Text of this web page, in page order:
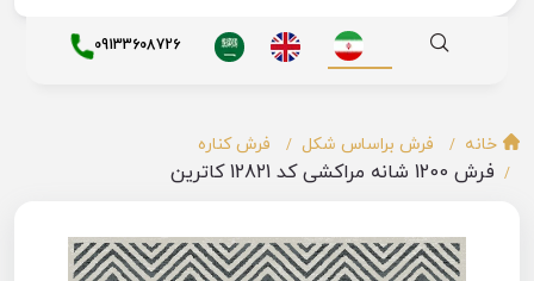
09133608726
خانه فرش براساس شکل فرش کناره
فرش 1200 شانه مراکشی کد 12821 کاترین